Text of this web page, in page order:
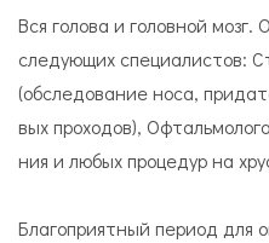
Вся го­ло­ва и головной
следующих специалистов:
(обследование носа,
вых про­хо­дов),
ния и любых процедур на
Благоприятный период для